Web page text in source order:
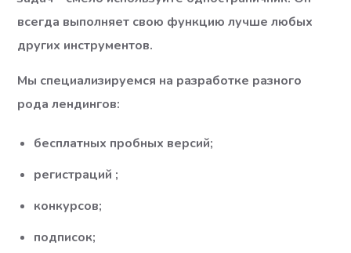
всегда выполняет свою функцию лучше любых
других инструментов.
Мы специализируемся на разработке разного
рода лендингов:
бесплатных пробных версий;
регистраций ;
конкурсов;
подписок;